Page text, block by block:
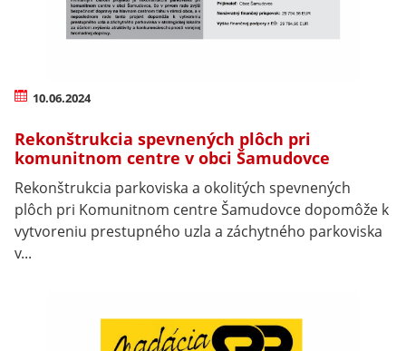
10.06.2024
Rekonštrukcia spevnených plôch pri
komunitnom centre v obci Šamudovce
Rekonštrukcia parkoviska a okolitých spevnených
plôch pri Komunitnom centre Šamudovce dopomôže k
vytvoreniu prestupného uzla a záchytného parkoviska
v...